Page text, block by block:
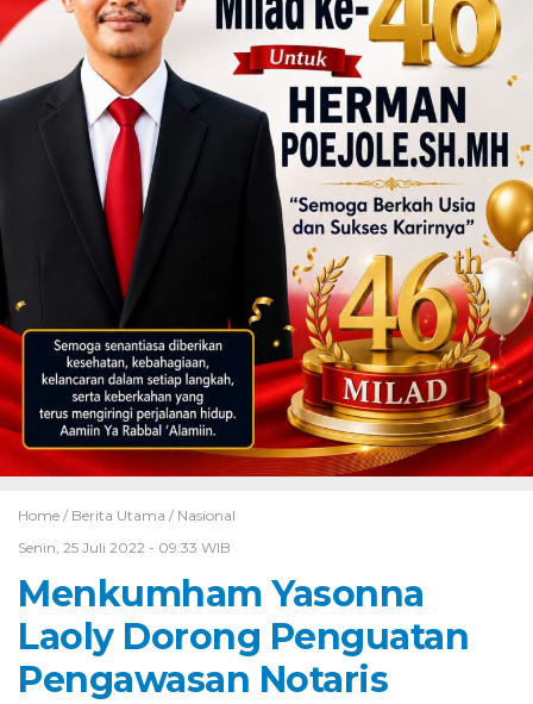
Home / Berita Utama / Nasional
Senin, 25 Juli 2022 - 09:33 WIB
Menkumham Yasonna
Laoly Dorong Penguatan
Pengawasan Notaris